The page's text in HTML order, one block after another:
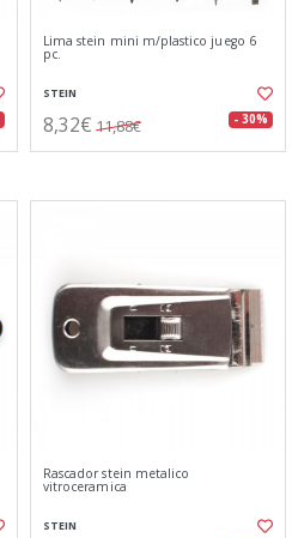
Lima stein mini m/plastico juego 6
pc.
STEIN
8,32€ 11,88€ - 30%
Rascador stein metalico
vitroceramica
STEIN